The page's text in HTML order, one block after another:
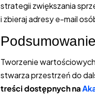
strategii zwiększania
i zbieraj adresy e-mail
Tworzenie
stwarza przestrzeń do
treści dostępnych na